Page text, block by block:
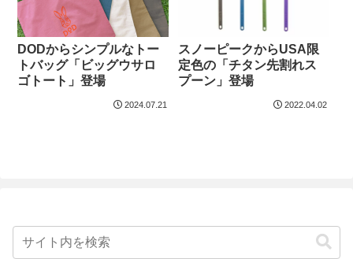
DODからシンプルなトー
トバッグ「ビッグウサロ
ゴトート」登場
2024.07.21
スノーピークからUSA限
定色の「チタン先割れス
プーン」登場
2022.04.02